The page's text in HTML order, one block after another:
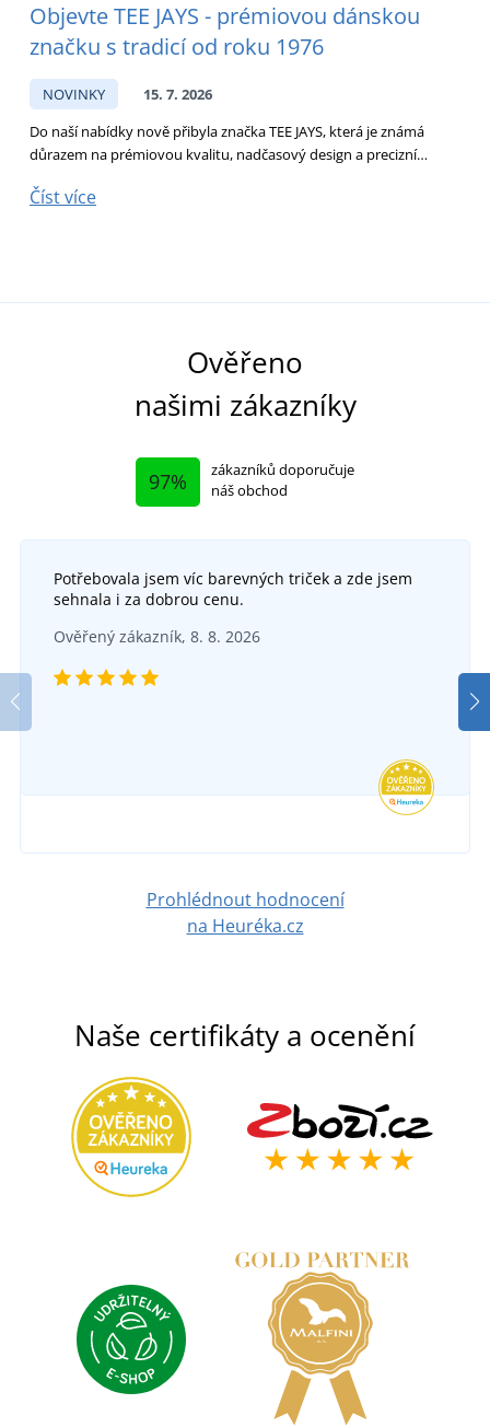
Objevte TEE JAYS - prémiovou dánskou
značku s tradicí od roku 1976
NOVINKY
15. 7. 2026
Do naší nabídky nově přibyla značka TEE JAYS, která je známá
důrazem na prémiovou kvalitu, nadčasový design a precizní…
Číst více
Ověřeno
našimi zákazníky
97%
zákazníků doporučuje
náš obchod
Potřebovala jsem víc barevných triček a zde jsem
sehnala i za dobrou cenu.
Ověřený zákazník, 8. 8. 2026
Prohlédnout hodnocení
na Heuréka.cz
Naše certifikáty a ocenění